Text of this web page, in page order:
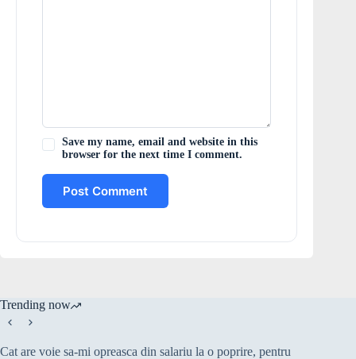
Save my name, email and website in this
browser for the next time I comment.
Post Comment
Trending now
Cat are voie sa-mi opreasca din salariu la o poprire, pentru